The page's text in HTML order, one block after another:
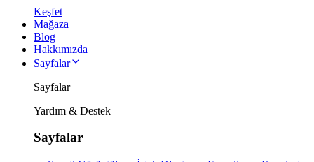
Keşfet
Mağaza
Blog
Hakkımızda
Sayfalar
Sayfalar
Yardım & Destek
Sayfalar